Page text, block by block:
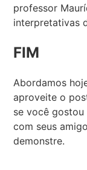
professor
interpretativas
FIM
Abordamos
aproveite o
se você
com seus
demonstre.